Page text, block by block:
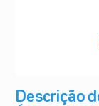
Descrição